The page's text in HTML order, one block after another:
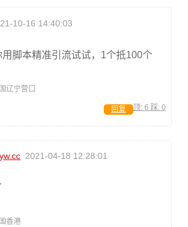
10-16 14:40:03
脚本精准引流试试，1个抵100个
辽宁营口
顶: 6 踩: 0
回复
2021-04-18 12:28:01
香港